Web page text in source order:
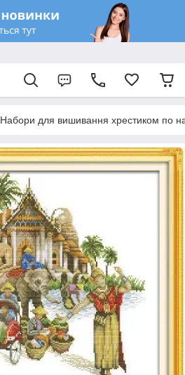
Набори для вишивання хрестиком по